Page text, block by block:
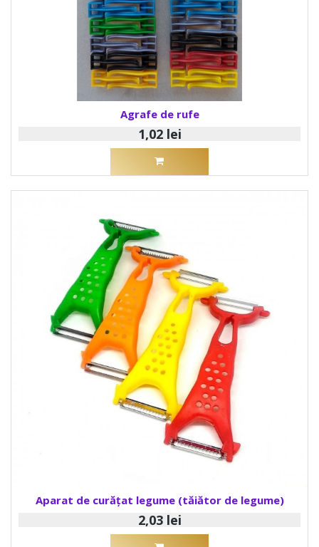
Agrafe de rufe
1,02 lei
Aparat de curățat legume (tăiător de legume)
2,03 lei